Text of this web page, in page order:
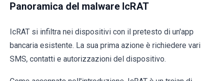
Panoramica del malware IcRAT
IcRAT si infiltra nei dispositivi con il pretesto di un'app
bancaria esistente. La sua prima azione è richiedere vari
SMS, contatti e autorizzazioni del dispositivo.